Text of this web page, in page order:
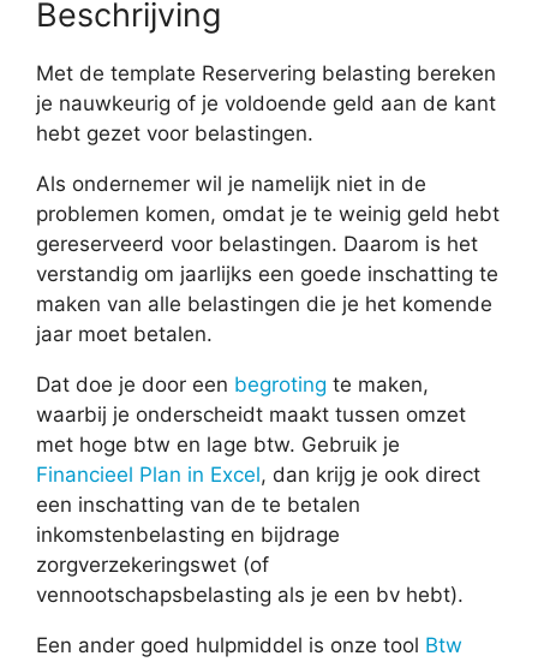
Beschrijving
Met de template Reservering belasting bereken
je nauwkeurig of je voldoende geld aan de kant
hebt gezet voor belastingen.
Als ondernemer wil je namelijk niet in de
problemen komen, omdat je te weinig geld hebt
gereserveerd voor belastingen. Daarom is het
verstandig om jaarlijks een goede inschatting te
maken van alle belastingen die je het komende
jaar moet betalen.
Dat doe je door een begroting te maken,
waarbij je onderscheidt maakt tussen omzet
met hoge btw en lage btw. Gebruik je
Financieel Plan in Excel, dan krijg je ook direct
een inschatting van de te betalen
inkomstenbelasting en bijdrage
zorgverzekeringswet (of
vennootschapsbelasting als je een bv hebt).
Een ander goed hulpmiddel is onze tool Btw